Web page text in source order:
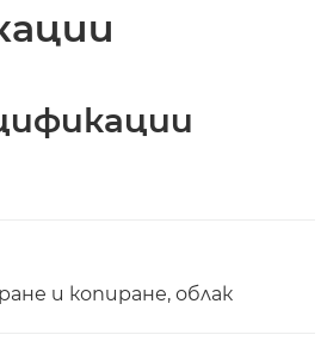
и копиране, облак